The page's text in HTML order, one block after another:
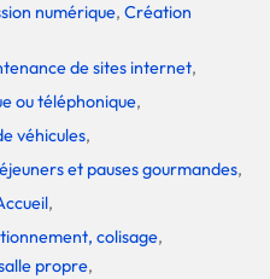
numérique, Création
de sites internet,
ou téléphonique,
véhicules,
et pauses gourmandes,
,
colisage,
propre,